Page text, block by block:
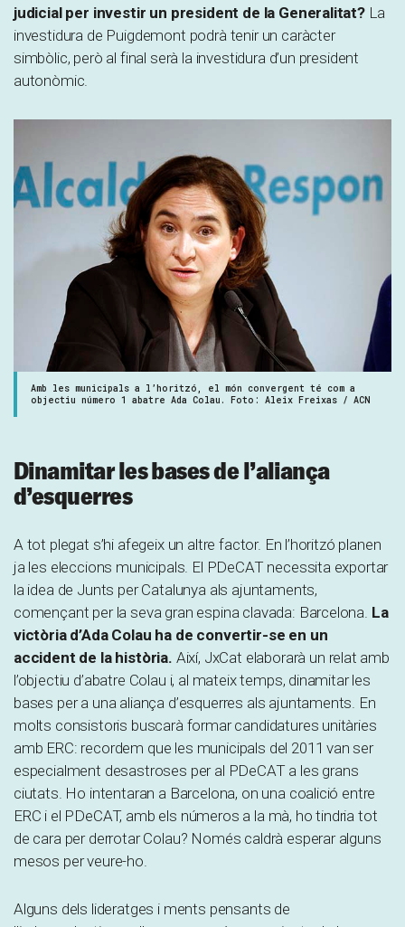
judicial per investir un president de la Generalitat? La
investidura de Puigdemont podrà tenir un caràcter
simbòlic, però al final serà la investidura d’un president
autonòmic.
Amb les municipals a l’horitzó, el món convergent té com a
objectiu número 1 abatre Ada Colau. Foto: Aleix Freixas / ACN
Dinamitar les bases de l’aliança
d’esquerres
A tot plegat s’hi afegeix un altre factor. En l’horitzó planen
ja les eleccions municipals. El PDeCAT necessita exportar
la idea de Junts per Catalunya als ajuntaments,
començant per la seva gran espina clavada: Barcelona. La
victòria d’Ada Colau ha de convertir-se en un
accident de la història. Així, JxCat elaborarà un relat amb
l’objectiu d’abatre Colau i, al mateix temps, dinamitar les
bases per a una aliança d’esquerres als ajuntaments. En
molts consistoris buscarà formar candidatures unitàries
amb ERC: recordem que les municipals del 2011 van ser
especialment desastroses per al PDeCAT a les grans
ciutats. Ho intentaran a Barcelona, on una coalició entre
ERC i el PDeCAT, amb els números a la mà, ho tindria tot
de cara per derrotar Colau? Només caldrà esperar alguns
mesos per veure-ho.
Alguns dels lideratges i ments pensants de